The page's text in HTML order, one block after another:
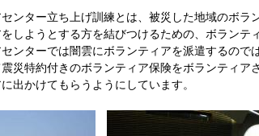
ンター立ち上げ訓練とは、被災した地域のボラ
しようとする方を結びつけるための、ボランテ
ンターでは闇雲にボランティアを派遣するので
災特約付きのボランティア保険をボランティア
出かけてもらうようにしています。